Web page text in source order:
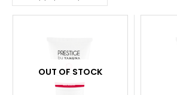
OUT OF STOCK